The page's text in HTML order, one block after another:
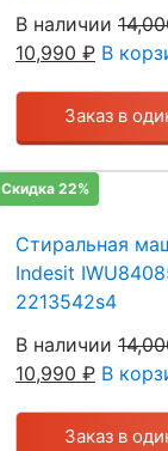
В наличии
10,990 ₽ В
Заказ в
Скидка 22%
Стиральная
Indesit
2213542s4
В наличии
10,990 ₽ В
Заказ в